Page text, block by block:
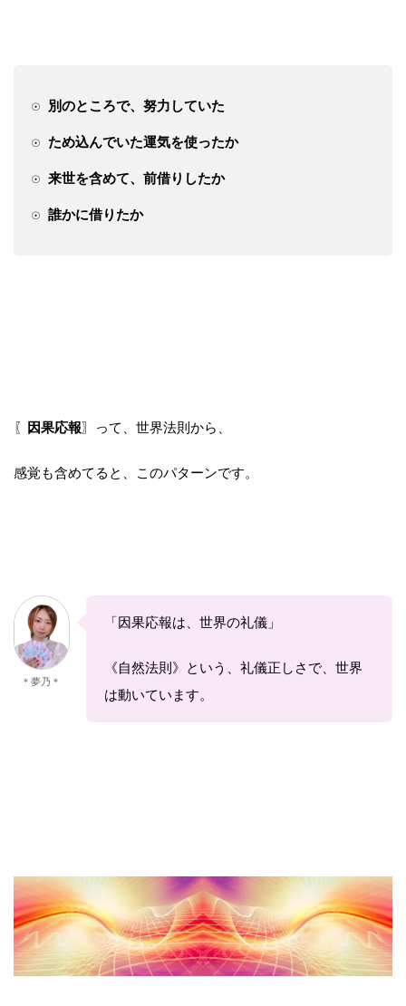
☉ 別のところで、努力していた
☉ ため込んでいた運気を使ったか
☉ 来世を含めて、前借りしたか
☉ 誰かに借りたか
〖 因果応報〗って、 世界法則から、
感覚も含めてると、このパターンです。
＊夢乃＊
「因果応報は、世界の礼儀」
《自然法則》という、 礼儀正しさで、世界
は動いています。